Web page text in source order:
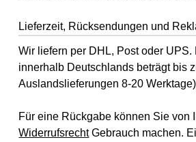
Lieferzeit, Rücksendungen und
Wir liefern per DHL, Post oder UPS.
innerhalb Deutschlands beträgt bis
Auslandslieferungen 8-20
Für eine Rückgabe können Sie von
WiderrufsrechtGebrauch machen.